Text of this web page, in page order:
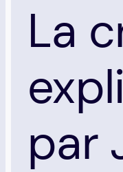
La
par